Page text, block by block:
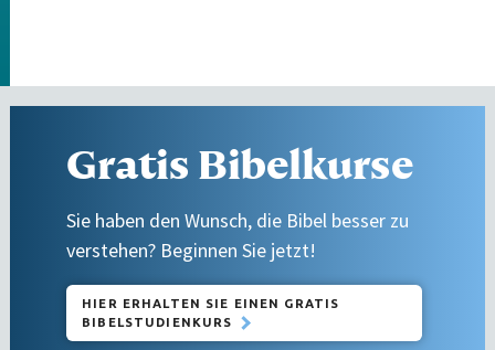
Gratis Bibelkurse
Sie haben den Wunsch, die Bibel besser zu
verstehen? Beginnen Sie jetzt!
HIER ERHALTEN SIE EINEN GRATIS
BIBELSTUDIENKURS